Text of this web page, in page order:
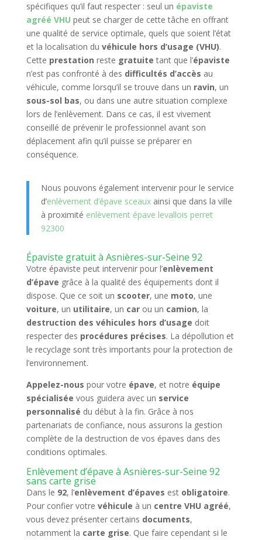
spécifiques qu’il faut respecter : seul un épaviste
agréé VHU peut se charger de cette tâche en offrant
une qualité de service optimale, quels que soient l’état
et la localisation du véhicule hors d’usage (VHU).
Cette prestation reste gratuite tant que l’épaviste
n’est pas confronté à des difficultés d’accès au
véhicule, comme lorsqu’il se trouve dans un ravin, un
sous-sol bas, ou dans une autre situation complexe
lors de l’enlèvement. Dans ce cas, il est vivement
conseillé de prévenir le professionnel avant son
déplacement afin qu’il puisse se préparer en
conséquence.
Nous pouvons également intervenir pour le service
d’enlèvement d’épave sceauxainsi que dans la ville
à proximité enlèvement épave levallois perret
92300
Épaviste gratuit à Asnières-sur-Seine 92
Votre épaviste peut intervenir pour l’enlèvement
d’épave grâce à la qualité des équipements dont il
dispose. Que ce soit un scooter, une moto, une
voiture, un utilitaire, un carou un camion, la
destruction des véhicules hors d’usage doit
respecter des procédures précises. La dépollution et
le recyclage sont très importants pour la protection de
l’environnement.
Appelez-nous pour votre épave, et notre équipe
spécialisée vous guidera avec un service
personnalisé du début à la fin. Grâce à nos
partenariats de confiance, nous assurons la gestion
complète de la destruction de vos épaves dans des
conditions optimales.
Enlèvement d’épave à Asnières-sur-Seine 92
sans carte grise
Dans le 92, l’enlèvement d’épaves est obligatoire.
Pour confier votre véhicule à un centre VHU agréé,
vous devez présenter certains documents,
notamment la carte grise. Que faire cependant si le